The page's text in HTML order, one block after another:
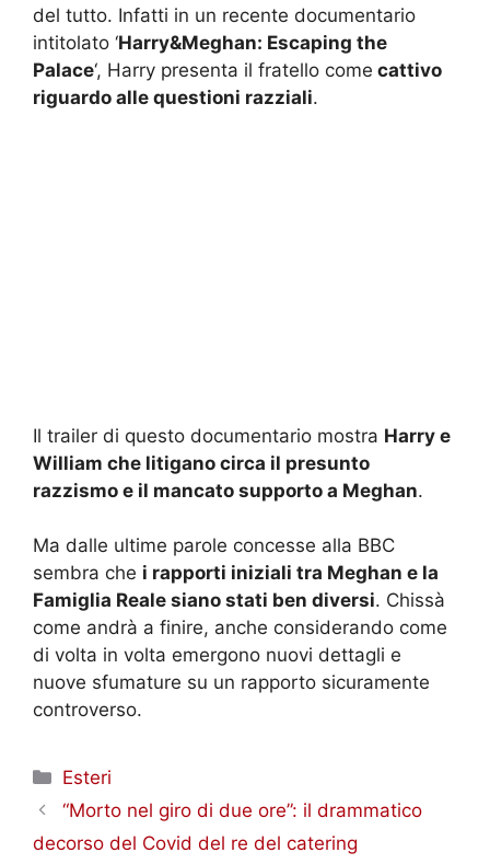
del tutto. Infatti in un recente documentario
intitolato ‘Harry&Meghan: Escaping the
Palace‘, Harry presenta il fratello come cattivo
riguardo alle questioni razziali.
Il trailer di questo documentario mostra Harry e
William che litigano circa il presunto
razzismo e il mancato supporto a Meghan.
Ma dalle ultime parole concesse alla BBC
sembra che i rapporti iniziali tra Meghan e la
Famiglia Reale siano stati ben diversi. Chissà
come andrà a finire, anche considerando come
di volta in volta emergono nuovi dettagli e
nuove sfumature su un rapporto sicuramente
controverso.
Categorie
Esteri
“Morto nel giro di due ore”: il drammatico
decorso del Covid del re del catering